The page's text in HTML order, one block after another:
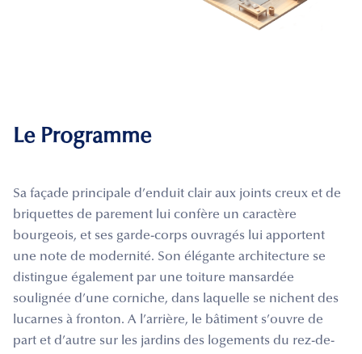
Le Programme
Sa façade principale d’enduit clair aux joints creux et de
briquettes de parement lui confère un caractère
bourgeois, et ses garde-corps ouvragés lui apportent
une note de modernité. Son élégante architecture se
distingue également par une toiture mansardée
soulignée d’une corniche, dans laquelle se nichent des
lucarnes à fronton. A l’arrière, le bâtiment s’ouvre de
part et d’autre sur les jardins des logements du rez-de-